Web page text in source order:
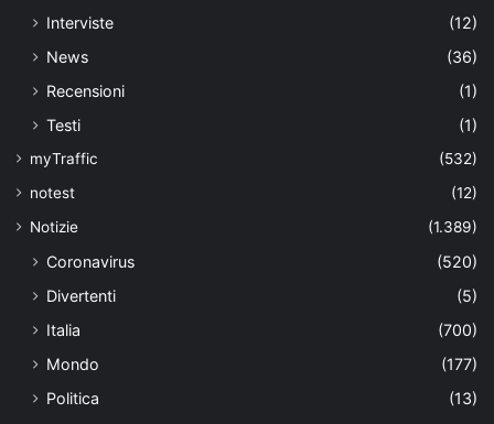
Interviste
(12)
News
(36)
Recensioni
(1)
Testi
(1)
myTraffic
(532)
notest
(12)
Notizie
(1.389)
Coronavirus
(520)
Divertenti
(5)
Italia
(700)
Mondo
(177)
Politica
(13)